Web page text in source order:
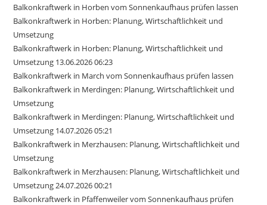
Balkonkraftwerk in Horben vom Sonnenkaufhaus prüfen lassen
Balkonkraftwerk in Horben: Planung, Wirtschaftlichkeit und
Umsetzung
Balkonkraftwerk in Horben: Planung, Wirtschaftlichkeit und
Umsetzung 13.06.2026 06:23
Balkonkraftwerk in March vom Sonnenkaufhaus prüfen lassen
Balkonkraftwerk in Merdingen: Planung, Wirtschaftlichkeit und
Umsetzung
Balkonkraftwerk in Merdingen: Planung, Wirtschaftlichkeit und
Umsetzung 14.07.2026 05:21
Balkonkraftwerk in Merzhausen: Planung, Wirtschaftlichkeit und
Umsetzung
Balkonkraftwerk in Merzhausen: Planung, Wirtschaftlichkeit und
Umsetzung 24.07.2026 00:21
Balkonkraftwerk in Pfaffenweiler vom Sonnenkaufhaus prüfen